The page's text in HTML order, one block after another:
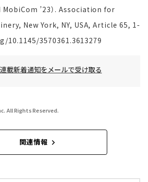
MobiCom ’23）. Association for
New York, NY, USA, Article 65, 1-
10.1145/3570361.3613279
載新着通知をメールで受け取る
All Rights Reserved.
関連情報